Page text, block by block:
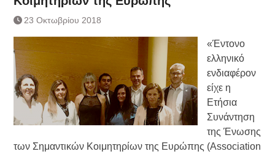
Τράπεζας- ΕΚΤ
Συναλλάγματος &
Τραπεζογραμματίων 7-3-2019
Ημερήσιο Δελτίο Τιμών
Συναλλάγματος &
Τραπεζογραμματίων 4-3-2019
Κάθοδος αγροτών
Δικαιοσύνη
23 Οκτωβρίου 2018
«Έντονο
ελληνικό
ενδιαφέρον
είχε η
Ετήσια
Συνάντηση
της Ένωσης
των Σημαντικών Κοιμητηρίων της Ευρώπης (Association